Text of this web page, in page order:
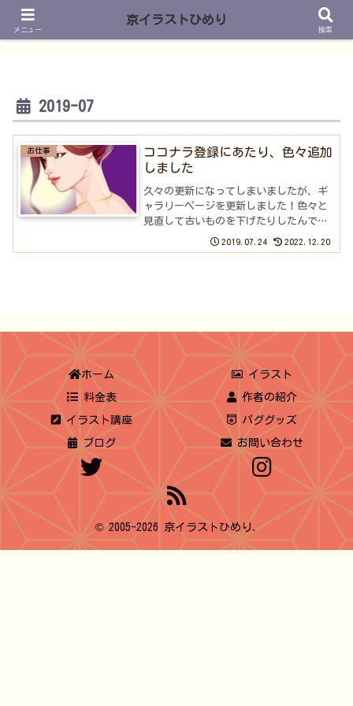
2019-07
お仕事
ココナラ登録にあたり、色々追加
しました
久々の更新になってしまいましたが、ギ
ャラリーページを更新しました！色々と
見直して古いものを下げたりしたんです
がそれでも多くなってしまいました
(^_^;)こんなの描いてたっけ？と思うも
2019.07.24 2022.12.20
ホーム イラスト
料金表 作者の紹介
イラスト講座 パググッズ
ブログ お問い合わせ
© 2005-2026 京イラストひめり.
メニュー
京イラストひめり
検索